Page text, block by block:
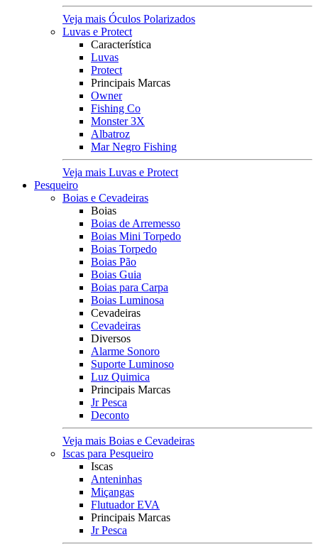
Veja mais Óculos Polarizados
Luvas e Protect
Característica
Luvas
Protect
Principais Marcas
Owner
Fishing Co
Monster 3X
Albatroz
Mar Negro Fishing
Veja mais Luvas e Protect
Pesqueiro
Boias e Cevadeiras
Boias
Boias de Arremesso
Boias Mini Torpedo
Boias Torpedo
Boias Pão
Boias Guia
Boias para Carpa
Boias Luminosa
Cevadeiras
Cevadeiras
Diversos
Alarme Sonoro
Suporte Luminoso
Luz Quimica
Principais Marcas
Jr Pesca
Deconto
Veja mais Boias e Cevadeiras
Iscas para Pesqueiro
Iscas
Anteninhas
Miçangas
Flutuador EVA
Principais Marcas
Jr Pesca